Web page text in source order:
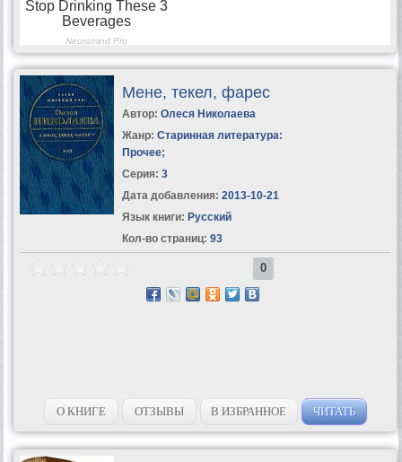
Мене, текел, фарес
Автор: Олеся Николаева
Жанр: Старинная литература:
Прочее;
Серия: 3
Дата добавления: 2013-10-21
Язык книги: Русский
Кол-во страниц: 93
0
О КНИГЕ ОТЗЫВЫ В ИЗБРАННОЕ ЧИТАТЬ